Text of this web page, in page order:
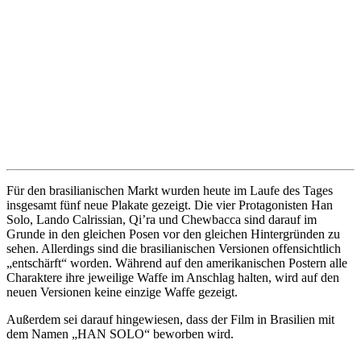
Für den brasilianischen Markt wurden heute im Laufe des Tages
insgesamt fünf neue Plakate gezeigt. Die vier Protagonisten Han
Solo, Lando Calrissian, Qi’ra und Chewbacca sind darauf im
Grunde in den gleichen Posen vor den gleichen Hintergründen zu
sehen. Allerdings sind die brasilianischen Versionen offensichtlich
„entschärft“ worden. Während auf den amerikanischen Postern alle
Charaktere ihre jeweilige Waffe im Anschlag halten, wird auf den
neuen Versionen keine einzige Waffe gezeigt.
Außerdem sei darauf hingewiesen, dass der Film in Brasilien mit
dem Namen „HAN SOLO“ beworben wird.